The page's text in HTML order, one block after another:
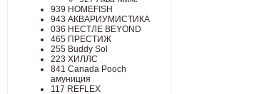
939 HOMEFISH
943 АКВАРИУМИСТИКА
036 НЕСТЛЕ BEYOND
465 ПРЕСТИЖ
255 Buddy Sol
223 ХИЛЛC
841 Canada Poоch
амуниция
117 REFLEX